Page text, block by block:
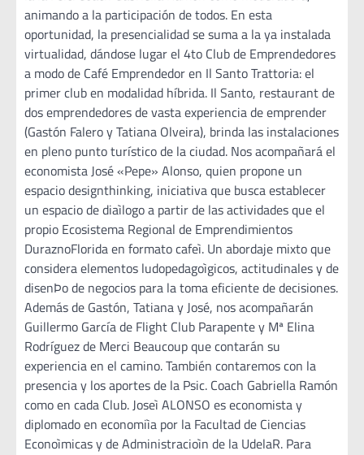
animando a la participación de todos. En esta
oportunidad, la presencialidad se suma a la ya instalada
virtualidad, dándose lugar el 4to Club de Emprendedores
a modo de Café Emprendedor en Il Santo Trattoria: el
primer club en modalidad híbrida. Il Santo, restaurant de
dos emprendedores de vasta experiencia de emprender
(Gastón Falero y Tatiana Olveira), brinda las instalaciones
en pleno punto turístico de la ciudad. Nos acompañará el
economista José «Pepe» Alonso, quien propone un
espacio designthinking, iniciativa que busca establecer
un espacio de diaìlogo a partir de las actividades que el
propio Ecosistema Regional de Emprendimientos
DuraznoFlorida en formato cafeì. Un abordaje mixto que
considera elementos ludopedagoìgicos, actitudinales y de
disenÞo de negocios para la toma eficiente de decisiones.
Además de Gastón, Tatiana y José, nos acompañarán
Guillermo García de Flight Club Parapente y Mª Elina
Rodríguez de Merci Beaucoup que contarán su
experiencia en el camino. También contaremos con la
presencia y los aportes de la Psic. Coach Gabriella Ramón
como en cada Club. Joseì ALONSO es economista y
diplomado en economiìa por la Facultad de Ciencias
Econoìmicas y de Administracioìn de la UdelaR. Para